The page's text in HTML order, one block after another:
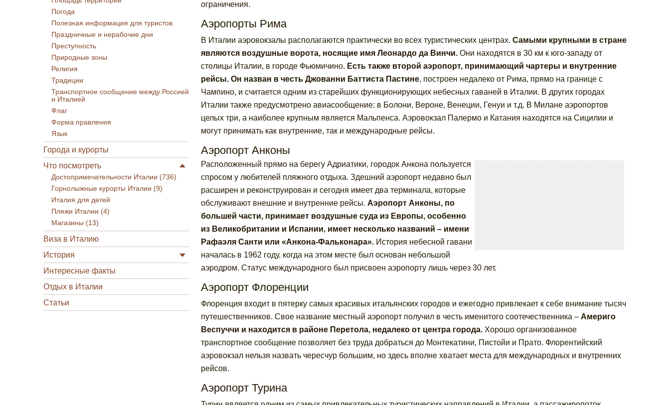
Погода
Полезная информация для туристов
Праздничные и нерабочие дни
Преступность
Природные зоны
Религия
Традиции
Транспортное сообщение между Россией
и Италией
Флаг
Форма правления
Язык
Города и курорты
Что посмотреть
Достопримечательности Италии (736)
Горнолыжные курорты Италии (9)
Италия для детей
Пляжи Италии (4)
Магазины (13)
Виза в Италию
История
Интересные факты
Отдых в Италии
Статьи
ограничения.
Аэропорты Рима
В Италии аэровокзалы располагаются практически во всех туристических центрах. Самыми крупными в стране
являются воздушные ворота, носящие имя Леонардо да Винчи.Они находятся в 30 км к юго-западу от
столицы Италии, в городе Фьюмичино. Есть также второй аэропорт, принимающий чартеры и внутренние
рейсы. Он назван в честь Джованни Баттиста Пастине, построен недалеко от Рима, прямо на границе с
Чампино, и считается одним из старейших функционирующих небесных гаваней в Италии. В других городах
Италии также предусмотрено авиасообщение: в Болони, Вероне, Венеции, Генуи и т.д. В Милане аэропортов
целых три, а наиболее крупным является Мальпенса. Аэровокзал Палермо и Катания находятся на Сицилии и
могут принимать как внутренние, так и международные рейсы.
Аэропорт Анконы
Расположенный прямо на берегу Адриатики, городок Анкона пользуется
спросом у любителей пляжного отдыха. Здешний аэропорт недавно был
расширен и реконструирован и сегодня имеет два терминала, которые
обслуживают внешние и внутренние рейсы. Аэропорт Анконы, по
большей части, принимает воздушные суда из Европы, особенно
из Великобритании и Испании, имеет несколько названий – имени
Рафаэля Санти или «Анкона-Фальконара».История небесной гавани
началась в 1962 году, когда на этом месте был основан небольшой
аэродром. Статус международного был присвоен аэропорту лишь через 30 лет.
Аэропорт Флоренции
Флоренция входит в пятерку самых красивых итальянских городов и ежегодно привлекает к себе внимание тысяч
путешественников. Свое название местный аэропорт получил в честь именитого соотечественника –Америго
Веспуччи и находится в районе Перетола, недалеко от центра города.Хорошо организованное
транспортное сообщение позволяет без труда добраться до Монтекатини, Пистойи и Прато. Флорентийский
аэровокзал нельзя назвать чересчур большим, но здесь вполне хватает места для международных и внутренних
рейсов.
Аэропорт Турина